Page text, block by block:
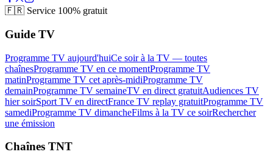
🇫🇷 Service 100% gratuit
Guide TV
Programme TV aujourd'huiCe soir à la TV — toutes
chaînesProgramme TV en ce momentProgramme TV
matinProgramme TV cet après-midiProgramme TV
demainProgramme TV semaineTV en direct gratuitAudiences TV
hier soirSport TV en directFrance TV replay gratuitProgramme TV
samediProgramme TV dimancheFilms à la TV ce soirRechercher
une émission
Chaînes TNT